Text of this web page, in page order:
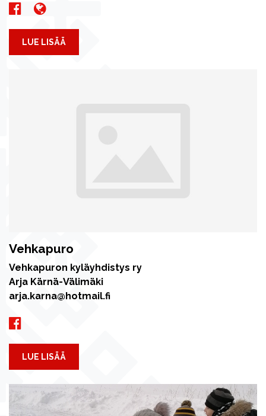
LUE LISÄÄ
Vehkapuro
Vehkapuron kyläyhdistys ry
Arja Kärnä-Välimäki
arja.karna@hotmail.fi
LUE LISÄÄ